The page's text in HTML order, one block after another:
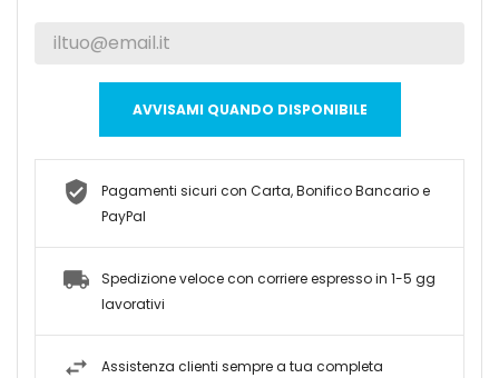
AVVISAMI QUANDO DISPONIBILE
Pagamenti sicuri con Carta, Bonifico Bancario e
PayPal
Spedizione veloce con corriere espresso in 1-5 gg
lavorativi
Assistenza clienti sempre a tua completa